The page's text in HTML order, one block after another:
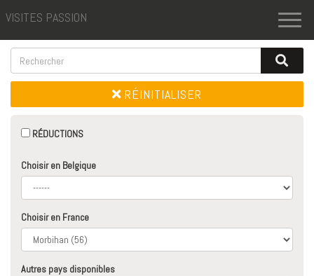
VISITES PASSION
RÉINITIALISER
RÉDUCTIONS
Choisir en Belgique
Choisir en France
Autres pays disponibles